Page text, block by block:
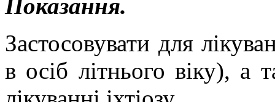
Показання.
Застосовувати для
в осіб літнього віку), а